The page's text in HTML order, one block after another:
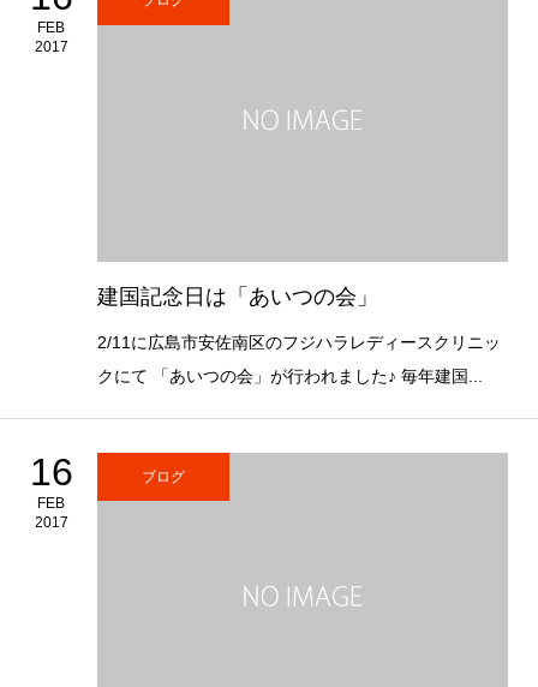
FEB
2017
建国記念日は「あいつの会」
2/11に広島市安佐南区のフジハラレディースクリニッ
クにて 「あいつの会」が行われました♪ 毎年建国...
16
FEB
2017
ブログ